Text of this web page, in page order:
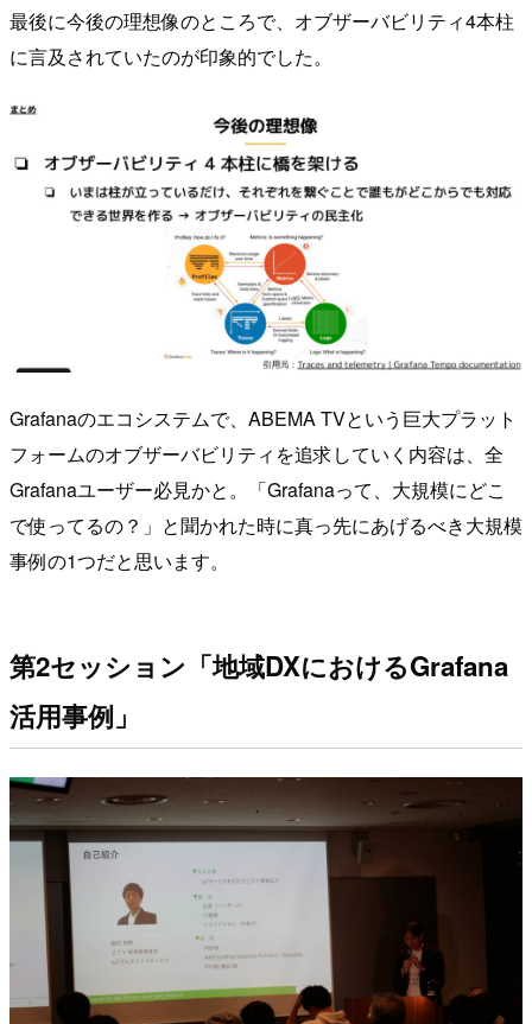
最後に今後の理想像のところで、オブザーバビリティ4本柱
に言及されていたのが印象的でした。
Grafanaのエコシステムで、ABEMA TVという巨大プラット
フォームのオブザーバビリティを追求していく内容は、全
Grafanaユーザー必見かと。「Grafanaって、大規模にどこ
で使ってるの？」と聞かれた時に真っ先にあげるべき大規模
事例の1つだと思います。
第2セッション「地域DXにおけるGrafana
活用事例」